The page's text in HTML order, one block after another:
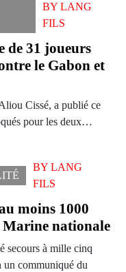
BY LANG
FILS
de 31 joueurs
le Gabon et
Cissé, a publié ce
pour les deux…
BY LANG
FILS
moins 1000
Marine nationale
secours à mille cinq
un communiqué du